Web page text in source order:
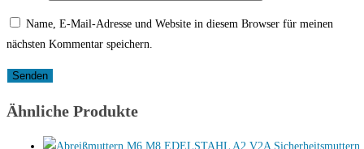
Name, E-Mail-Adresse und Website in diesem Browser für meinen
nächsten Kommentar speichern.
Ähnliche Produkte